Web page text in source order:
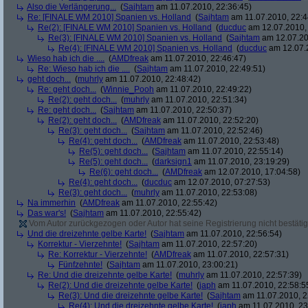
Also die Verlängerung... (Sajhtam am 11.07.2010, 22:36:45)
Re: [FINALE WM 2010] Spanien vs. Holland (Sajhtam am 11.07.2010,
Re(2): [FINALE WM 2010] Spanien vs. Holland (ducduc am
Re(3): [FINALE WM 2010] Spanien vs. Holland (Sajhtam am
Re(4): [FINALE WM 2010] Spanien vs. Holland (ducduc am
Wieso hab ich die .... (AMDfreak am 11.07.2010, 22:46:47)
Re: Wieso hab ich die .... (Sajhtam am 11.07.2010, 22:49:51)
geht doch... (muhrly am 11.07.2010, 22:48:42)
Re: geht doch... (Winnie_Pooh am 11.07.2010, 22:49:22)
Re(2): geht doch... (muhrly am 11.07.2010, 22:51:34)
Re: geht doch... (Sajhtam am 11.07.2010, 22:50:37)
Re(2): geht doch... (AMDfreak am 11.07.2010, 22:52:20)
Re(3): geht doch... (Sajhtam am 11.07.2010, 22:52:46)
Re(4): geht doch... (AMDfreak am 11.07.2010, 22:53:48)
Re(5): geht doch... (Sajhtam am 11.07.2010, 22:55:14)
Re(5): geht doch... (darksign1 am 11.07.2010, 23:19:29)
Re(6): geht doch... (AMDfreak am 12.07.2010, 17:04:58)
Re(4): geht doch... (ducduc am 12.07.2010, 07:27:53)
Re(3): geht doch... (muhrly am 11.07.2010, 22:53:08)
Na immerhin (AMDfreak am 11.07.2010, 22:55:42)
Das war's! (Sajhtam am 11.07.2010, 22:55:42)
Vom Autor zurückgezogen oder Autor hat seine Registrierung nicht
Und die dreizehnte gelbe Karte! (Sajhtam am 11.07.2010, 22:56:54)
Korrektur - Vierzehnte! (Sajhtam am 11.07.2010, 22:57:20)
Re: Korrektur - Vierzehnte! (AMDfreak am 11.07.2010, 22:57:31)
Fünfzehnte! (Sajhtam am 11.07.2010, 23:00:21)
Re: Und die dreizehnte gelbe Karte! (muhrly am 11.07.2010, 22:57:39)
Re(2): Und die dreizehnte gelbe Karte! (japh am 11.07.2010,
Re(3): Und die dreizehnte gelbe Karte! (Sajhtam am 11.07.2010,
Re(4): Und die dreizehnte gelbe Karte! (japh am 11.07.2010,